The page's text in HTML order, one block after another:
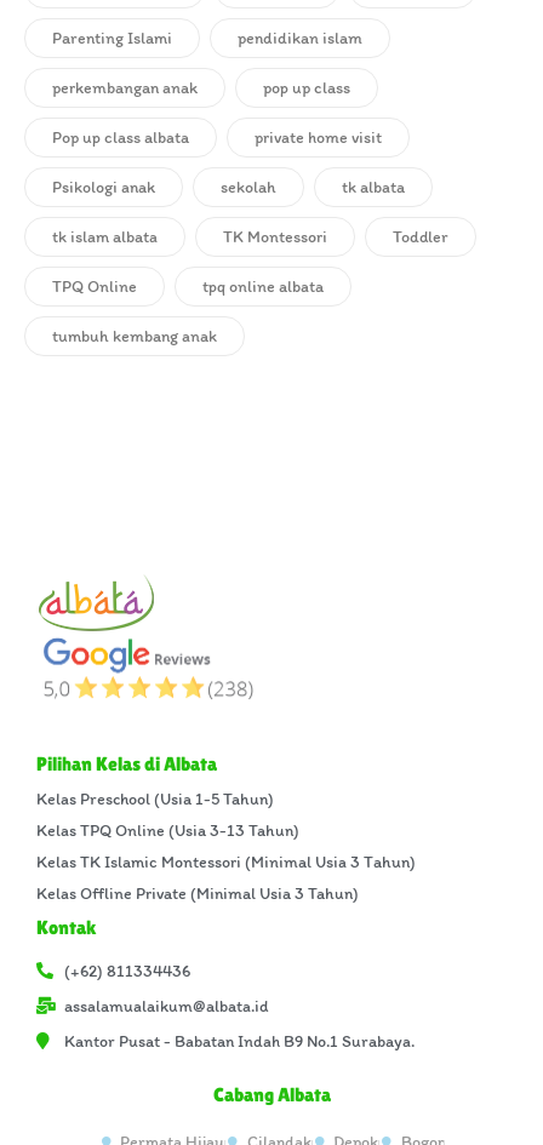
Parenting Islami pendidikan islam
perkembangan anak pop up class
Pop up class albata private home visit
Psikologi anak sekolah tk albata
tk islam albata TK Montessori Toddler
TPQ Online tpq online albata
tumbuh kembang anak
Pilihan Kelas di Albata
Kelas Preschool (Usia 1-5 Tahun)
Kelas TPQ Online (Usia 3-13 Tahun)
Kelas TK Islamic Montessori (Minimal Usia 3 Tahun)
Kelas Offline Private (Minimal Usia 3 Tahun)
Kontak
(+62) 811334436
assalamualaikum@albata.id
Kantor Pusat - Babatan Indah B9 No.1 Surabaya.
Cabang Albata